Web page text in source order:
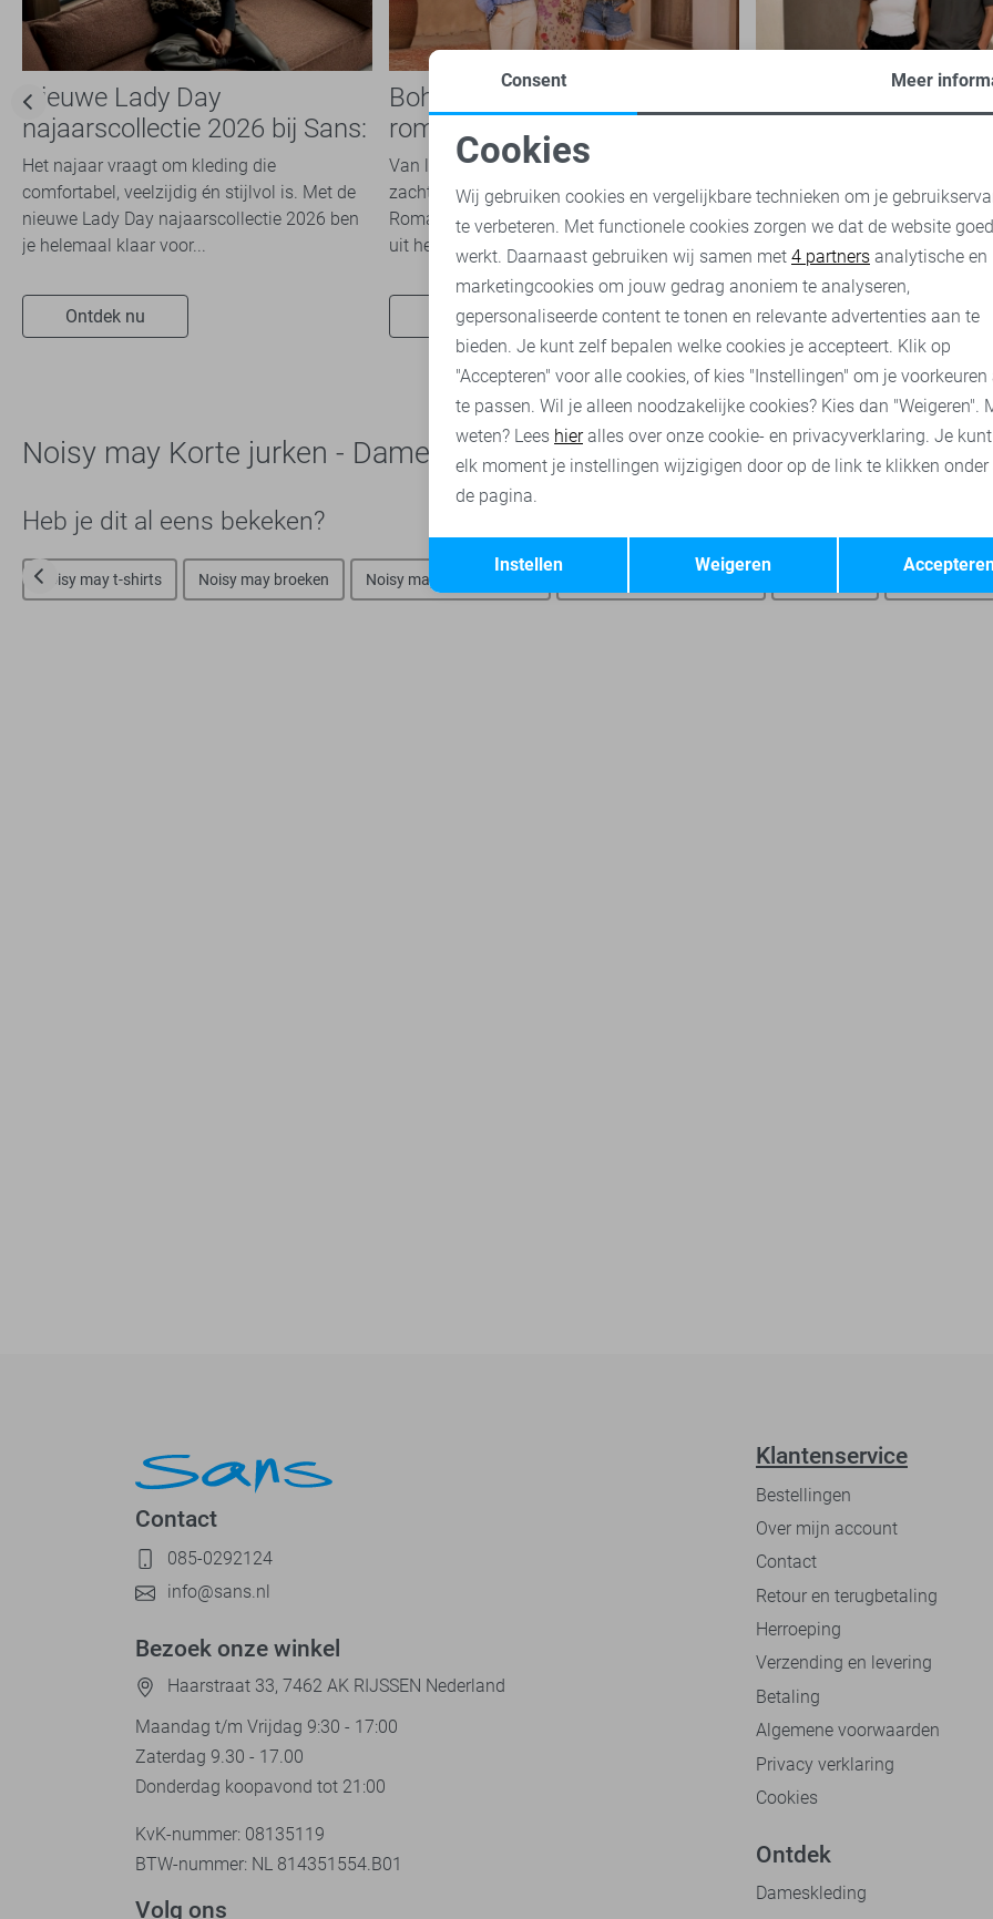
Nieuwe Lady Day
najaarscollectie 2026 bij Sans:
stijl en comfort in
travelkwaliteit
Het najaar vraagt om kleding die
comfortabel, veelzijdig én stijlvol is. Met de
nieuwe Lady Day najaarscollectie 2026 ben
je helemaal klaar voor...
Ontdek nu
Boho Romance: de
romantische modetrend die je
dit seizoen overal ziet
Van luchtige jurken en broderie blouses tot
zachte kleuren en verfijnde details: de Boho
Romance trend is niet meer weg te denken
uit het modebeeld. Ook...
Ontdek nu
Basics: de
Basics zijn tijdloze
belangrijke rol spelen binnen
garderobe. Ze zijn eenvoudig
onafhankelijk van...
Ontdek nu
Noisy may Korte jurken - Dames
Heb je dit al eens bekeken?
Noisy may t-shirts Noisy may broeken Noisy may korte broeken Jacqueline de Yong jurken Vero Moda
Contact
085-0292124
info@sans.nl
Bezoek onze winkel
Haarstraat 33, 7462 AK RIJSSEN Nederland
Maandag t/m Vrijdag 9:30 - 17:00
Zaterdag 9.30 - 17.00
Donderdag koopavond tot 21:00
KvK-nummer: 08135119
BTW-nummer: NL 814351554.B01
Volg ons
Klantenservice
Bestellingen
Over mijn account
Contact
Retour en terugbetaling
Herroeping
Verzending en levering
Betaling
Algemene voorwaarden
Privacy verklaring
Cookies
Ontdek
Dameskleding
Noodzakelijke cookies
Analytische cookies Marketing cookies
Terug Opslaan
Consent Meer
Cookies
Wij gebruiken cookies en vergelijkbare technieken om je
te verbeteren. Met functionele cookies zorgen we dat de website goed
werkt. Daarnaast gebruiken wij samen met 4 partners analytische en
marketingcookies om jouw gedrag anoniem te analyseren,
gepersonaliseerde content te tonen en relevante advertenties aan te
bieden. Je kunt zelf bepalen welke cookies je accepteert. Klik op
"Accepteren" voor alle cookies, of kies "Instellingen" om je voorkeuren
te passen. Wil je alleen noodzakelijke cookies? Kies dan "Weigeren".
weten? Lees hieralles over onze cookie- en privacyverklaring. Je
elk moment je instellingen wijzigigen door op de link te klikken onder
de pagina.
Weigeren
Instellen